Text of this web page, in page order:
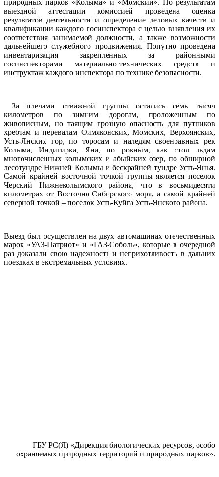
природных парков «Колыма» и «Момский». По результатам
выездной аттестации комиссией проведена оценка
результатов деятельности и определение деловых качеств и
квалификации каждого госинспектора с целью выявления их
соответствия занимаемой должности, а также возможности
дальнейшего служебного продвижения. Попутно проведена
инвентаризация закрепленных за районными
госинспекторами материально-технических средств и
инструктаж каждого инспектора по технике безопасности.
За плечами отважной группы остались семь тысяч
километров по зимним дорогам, проложенным по
живописным, но таящим грозную опасность для путников
хребтам и перевалам Оймяконских, Момских, Верхоянских,
Усть-Янских гор, по торосам и наледям своенравных рек
Колыма, Индигирка, Яна, по ровным, как стол льдам
многочисленных колымских и абыйских озер, по обширной
лесотундре Нижней Колымы и бескрайней тундре Усть-Янья.
Самой крайней восточной точкой группы является поселок
Черский Нижнеколымского района, что в восьмидесяти
километрах от Восточно-Сибирского моря, а самой крайней
северной точкой – поселок Усть-Куйга Усть-Янского района.
Выезд был осуществлен на двух автомашинах отечественных
марок «УАЗ-Патриот» и «ГАЗ-Соболь», которые в очередной
раз доказали свою надежность и неприхотливость в дальних
поездках в экстремальных условиях.
ГБУ РС(Я) «Дирекция биологических ресурсов, особо
охраняемых природных территорий и природных парков».